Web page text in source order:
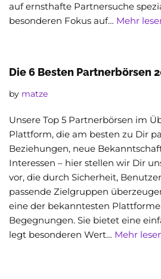
auf ernsthafte Partnersuche
besonderen Fokus auf… Mehr
Die 6 Besten Partnerbörsen
by matze
Unsere Top 5 Partnerbörsen im
Plattform, die am besten zu Dir
Beziehungen, neue
Interessen – hier stellen wir Dir
vor, die durch Sicherheit,
passende Zielgruppen
eine der bekanntesten
Begegnungen. Sie bietet eine
legt besonderen Wert… Mehr